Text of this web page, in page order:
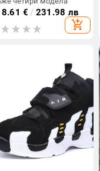
€ / 231.98 лв
add_shopping_cart